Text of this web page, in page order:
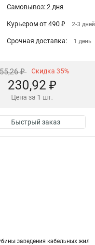
Самовывоз: 2 дня
Курьером от 490 ₽ 2-3 дней
Срочная доставка: 1 день
₽ Скидка 35%
230,92 ₽
Цена за 1 шт.
Быстрый заказ
заведения кабельных жил